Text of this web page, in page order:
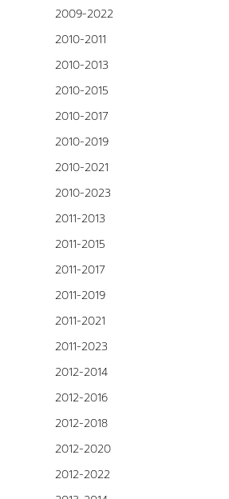
2009-2022
2010-2011
2010-2013
2010-2015
2010-2017
2010-2019
2010-2021
2010-2023
2011-2013
2011-2015
2011-2017
2011-2019
2011-2021
2011-2023
2012-2014
2012-2016
2012-2018
2012-2020
2012-2022